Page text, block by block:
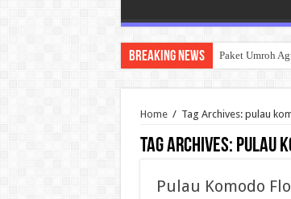
Breaking News Paket Umroh
Home / Tag Archives: pulau
Tag Archives: pulau
Pulau Komodo